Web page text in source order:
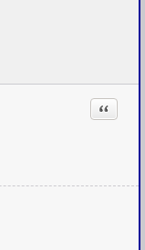
Citation